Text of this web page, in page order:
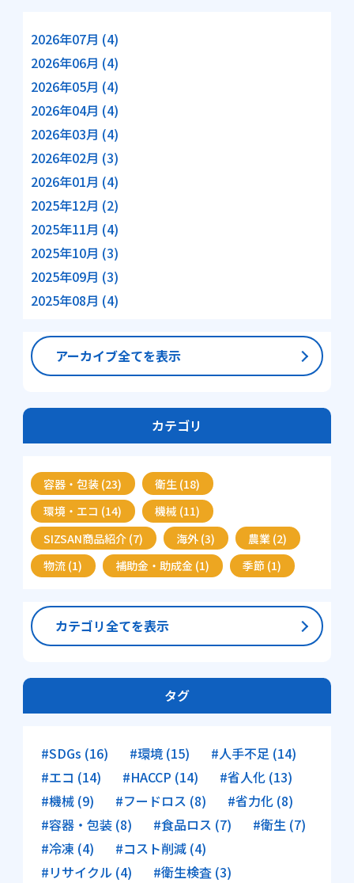
2026年07月 (4)
2026年06月 (4)
2026年05月 (4)
2026年04月 (4)
2026年03月 (4)
2026年02月 (3)
2026年01月 (4)
2025年12月 (2)
2025年11月 (4)
2025年10月 (3)
2025年09月 (3)
2025年08月 (4)
アーカイブ全てを表示
カテゴリ
容器・包装 (23)
衛生 (18)
環境・エコ (14)
機械 (11)
SIZSAN商品紹介 (7)
海外 (3)
農業 (2)
物流 (1)
補助金・助成金 (1) 季節 (1)
カテゴリ全てを表示
タグ
#SDGs (16) #環境 (15)
#人手不足 (14)
#エコ (14)
#HACCP (14)
#省人化 (13)
#機械 (9)
#フードロス (8)
#省力化 (8)
#容器・包装 (8)
#食品ロス (7)
#衛生 (7)
#冷凍 (4)
#コスト削減 (4)
#リサイクル (4)
#衛生検査 (3)